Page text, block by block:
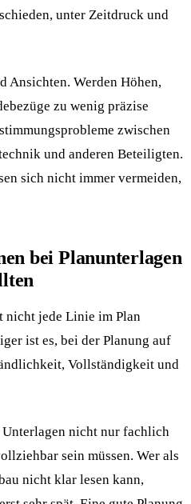
unter Zeitdruck und
Ansichten. Werden Höhen,
zu wenig präzise
zwischen
und anderen Beteiligten.
sich nicht immer vermeiden,
bei Planunterlagen
nicht jede Linie im Plan
ist es, bei der Planung auf
Vollständigkeit und
nicht nur fachlich
sein müssen. Wer als
nicht klar lesen kann,